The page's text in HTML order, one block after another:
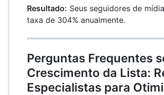
Resultado: Seus seguidores de
taxa de 304% anualmente.
Perguntas Frequentes
Crescimento da Lista:
Especialistas para